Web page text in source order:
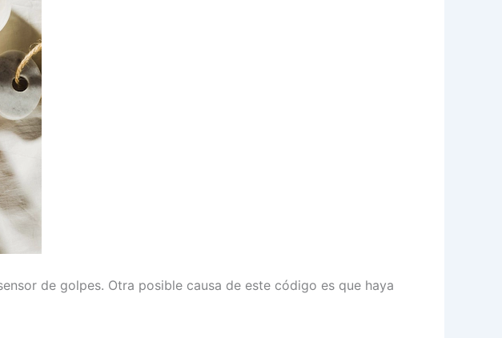
de golpes. Otra posible causa de este código es que haya